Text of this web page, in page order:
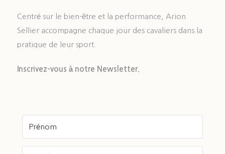
Centré sur le bien-être et la performance, Arion
Sellier accompagne chaque jour des cavaliers dans la
pratique de leur sport.
Inscrivez-vous à notre Newsletter.